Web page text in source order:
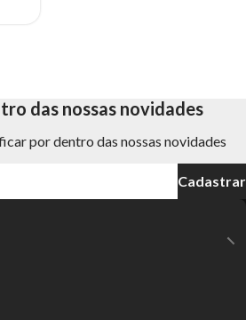
das nossas novidades
por dentro das nossas novidades
Cadastrar